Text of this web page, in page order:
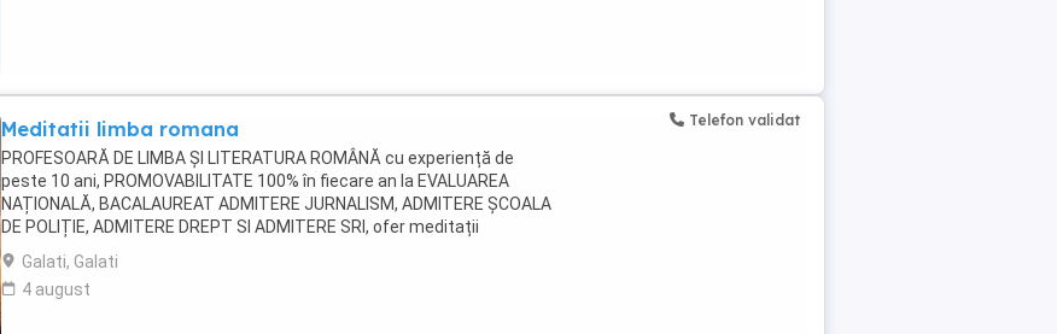
Meditatii limba romana
PROFESOARĂ DE LIMBA ȘI LITERATURA ROMÂNĂ cu experiență de
peste 10 ani, PROMOVABILITATE 100% în fiecare an la EVALUAREA
NAȚIONALĂ, BACALAUREAT ADMITERE JURNALISM, ADMITERE ȘCOALA
DE POLIȚIE, ADMITERE DREPT SI ADMITERE SRI, ofer meditații
personalizate pentru orice nivel, asigur fixarea eficientă a ...
Galati, Galati
4 august
Telefon validat